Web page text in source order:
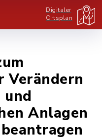
Digitaler
Ortsplan
Verändern
und
Anlagen